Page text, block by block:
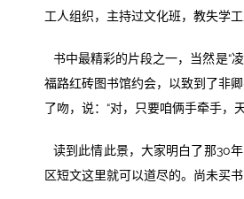
工人组织，主持过文化班，教失学
书中最精彩的片段之一，当然是“
福路红砖图书馆约会，以致到了非
了吻，说：“对，只要咱俩手牵手，
读到此情此景，大家明白了那30
区短文这里就可以道尽的。尚未买